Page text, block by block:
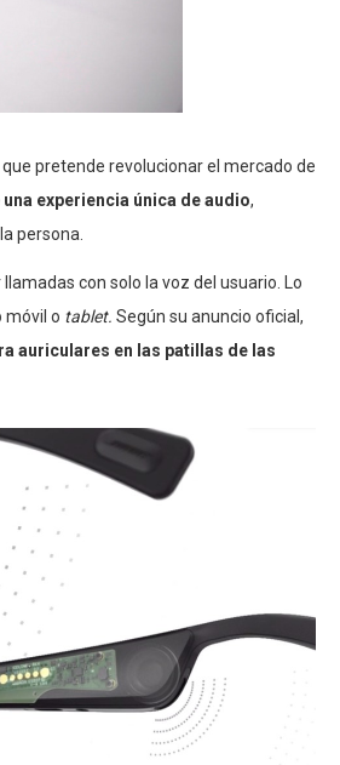
pretende revolucionar el mercado de
experiencia única de audio,
persona.
con solo la voz del usuario. Lo
móvil o tablet. Según su anuncio oficial,
auriculares en las patillas de las